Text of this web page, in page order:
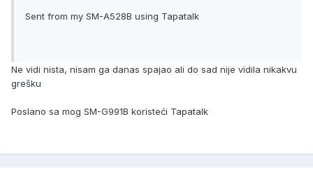
Sent from my SM-A528B using Tapatalk
Ne vidi nista, nisam ga danas spajao ali do sad nije vidila nikakvu
grešku
Poslano sa mog SM-G991B koristeći Tapatalk